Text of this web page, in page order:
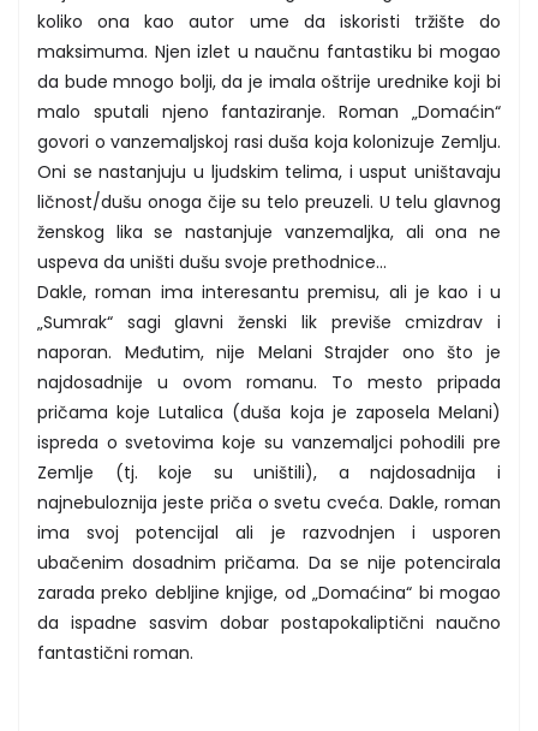
koliko ona kao autor ume da iskoristi tržište do
maksimuma. Njen izlet u naučnu fantastiku bi mogao
da bude mnogo bolji, da je imala oštrije urednike koji bi
malo sputali njeno fantaziranje. Roman „Domaćin“
govori o vanzemaljskoj rasi duša koja kolonizuje Zemlju.
Oni se nastanjuju u ljudskim telima, i usput uništavaju
ličnost/dušu onoga čije su telo preuzeli. U telu glavnog
ženskog lika se nastanjuje vanzemaljka, ali ona ne
uspeva da uništi dušu svoje prethodnice...
Dakle, roman ima interesantu premisu, ali je kao i u
„Sumrak“ sagi glavni ženski lik previše cmizdrav i
naporan. Međutim, nije Melani Strajder ono što je
najdosadnije u ovom romanu. To mesto pripada
pričama koje Lutalica (duša koja je zaposela Melani)
ispreda o svetovima koje su vanzemaljci pohodili pre
Zemlje (tj. koje su uništili), a najdosadnija i
najnebuloznija jeste priča o svetu cveća. Dakle, roman
ima svoj potencijal ali je razvodnjen i usporen
ubačenim dosadnim pričama. Da se nije potencirala
zarada preko debljine knjige, od „Domaćina“ bi mogao
da ispadne sasvim dobar postapokaliptični naučno
fantastični roman.